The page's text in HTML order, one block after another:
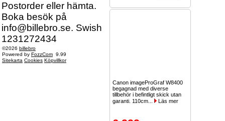
Postorder eller hämta.
Boka besök på
info@billebro.se. Swish
1231272434
©2026 billebro
Powered by FozzCom 9.99
Sitekarta Cookies Köpvillkor
Canon imageProGraf W8400
begagnad med diverse
tillbehör i befintligt skick utan
garanti. 110cm...
Läs mer